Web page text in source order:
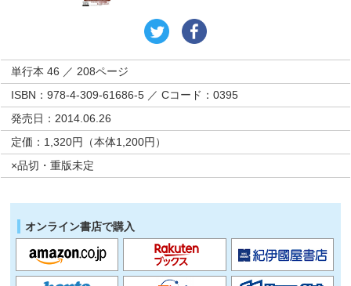
単行本 46 ／ 208ページ
ISBN：978-4-309-61686-5 ／ Cコード：0395
発売日：2014.06.26
定価：1,320円（本体1,200円）
×品切・重版未定
オンライン書店で購入